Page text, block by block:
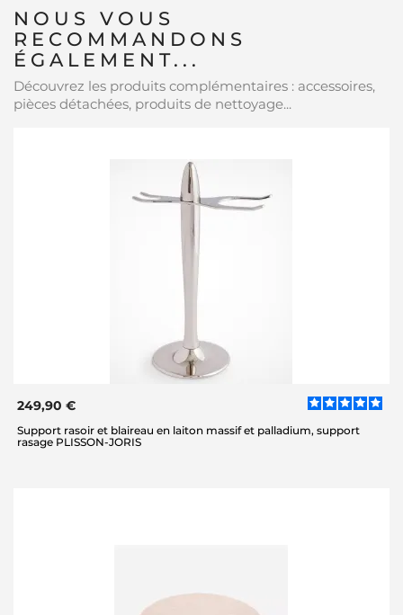
NOUS VOUS
RECOMMANDONS
ÉGALEMENT...
Découvrez les produits complémentaires : accessoires,
pièces détachées, produits de nettoyage...
249,90 €
Support rasoir et blaireau en laiton massif et palladium, support
rasage PLISSON-JORIS